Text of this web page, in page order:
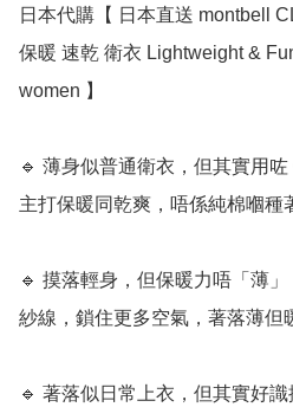
日本代購【 日本直送 montbell
保暖 速乾 衛衣 Lightweight &
women 】
🔹 薄身似普通衛衣，但其實用
主打保暖同乾爽，唔係純棉嗰種
🔹 摸落輕身，但保暖力唔「薄
紗線，鎖住更多空氣，著落薄但
🔹 著落似日常上衣，但其實好